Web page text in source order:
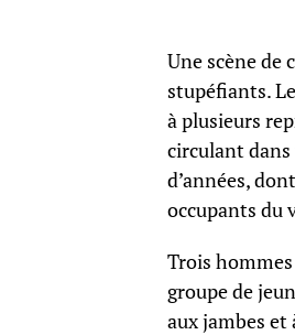
Une scène de
stupéfiants.
à plusieurs
circulant dans
d’années,
occupants du
Trois
groupe de
aux jambes et